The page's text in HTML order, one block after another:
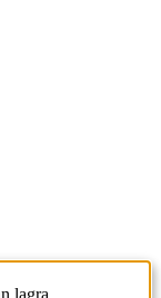
lagra